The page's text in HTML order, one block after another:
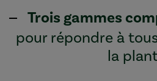
Trois gammes
pour répondre à
la